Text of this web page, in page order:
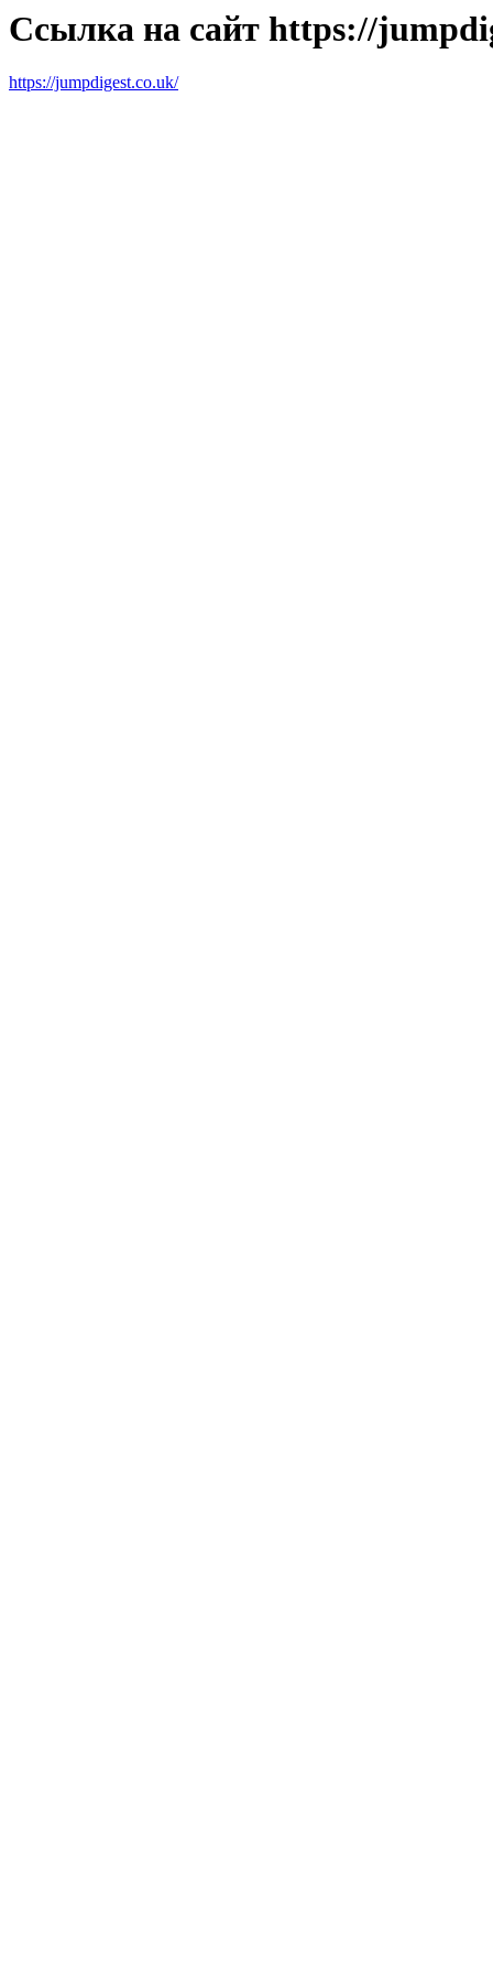
Ссылка на сайт https://
https://jumpdigest.co.uk/